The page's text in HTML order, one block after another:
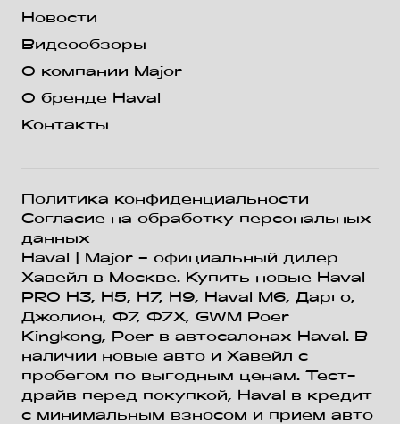
Новости
Видеообзоры
О компании Major
О бренде Haval
Контакты
Политика конфиденциальности
Согласие на обработку персональных
данных
Haval
| Major – официальный дилер
Хавейл в Москве. Купить новые Haval
PRO H3, Н5, H7, Н9, Haval М6, Дарго,
Джолион, Ф7, Ф7Х, GWM Poer
Kingkong, Poer в автосалонах Haval. В
наличии новые авто и Хавейл с
пробегом по выгодным ценам. Тест-
драйв перед покупкой, Haval в кредит
с минимальным взносом и прием авто